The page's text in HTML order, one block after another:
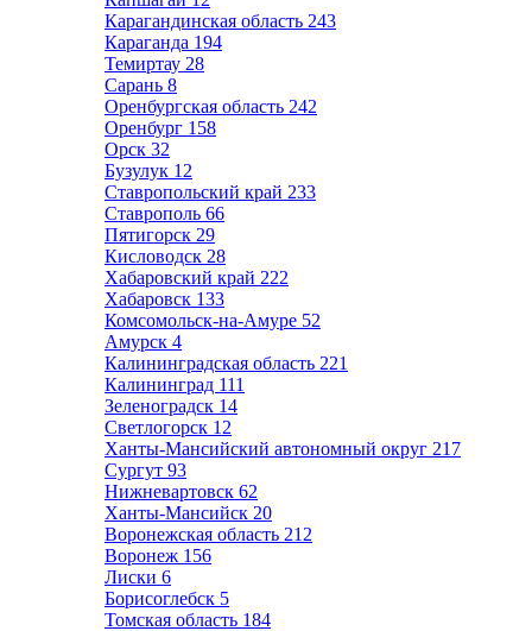
Карагандинская область 243
Караганда 194
Темиртау 28
Сарань 8
Оренбургская область 242
Оренбург 158
Орск 32
Бузулук 12
Ставропольский край 233
Ставрополь 66
Пятигорск 29
Кисловодск 28
Хабаровский край 222
Хабаровск 133
Комсомольск-на-Амуре 52
Амурск 4
Калининградская область 221
Калининград 111
Зеленоградск 14
Светлогорск 12
Ханты-Мансийский автономный округ 217
Сургут 93
Нижневартовск 62
Ханты-Мансийск 20
Воронежская область 212
Воронеж 156
Лиски 6
Борисоглебск 5
Томская область 184